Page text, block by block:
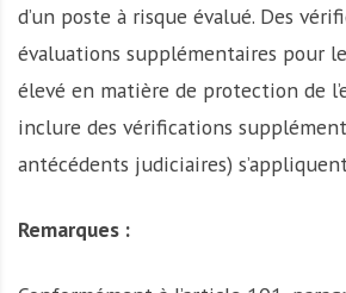
d’un poste à risque évalué. Des
évaluations supplémentaires pour
élevé en matière de protection de
inclure des vérifications
antécédents judiciaires)
Remarques :